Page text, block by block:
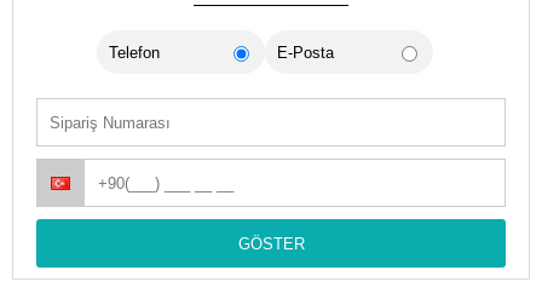
Telefon E-Posta
GÖSTER